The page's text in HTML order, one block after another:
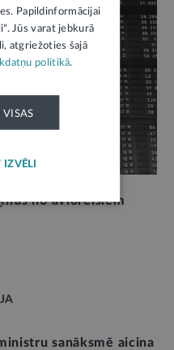
no avioreisiem
sanāksmē aicina
Papildinformācijai
Jūs varat jebkurā
atgriežoties šajā
politikā.
VISAS
IZVĒLI